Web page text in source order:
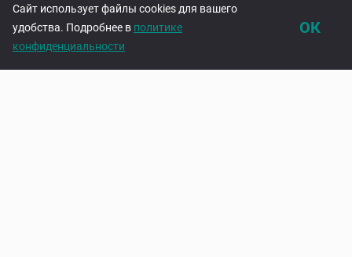
Сайт использует файлы cookies для вашего
удобства. Подробнее в политике
конфиденциальности
ОК